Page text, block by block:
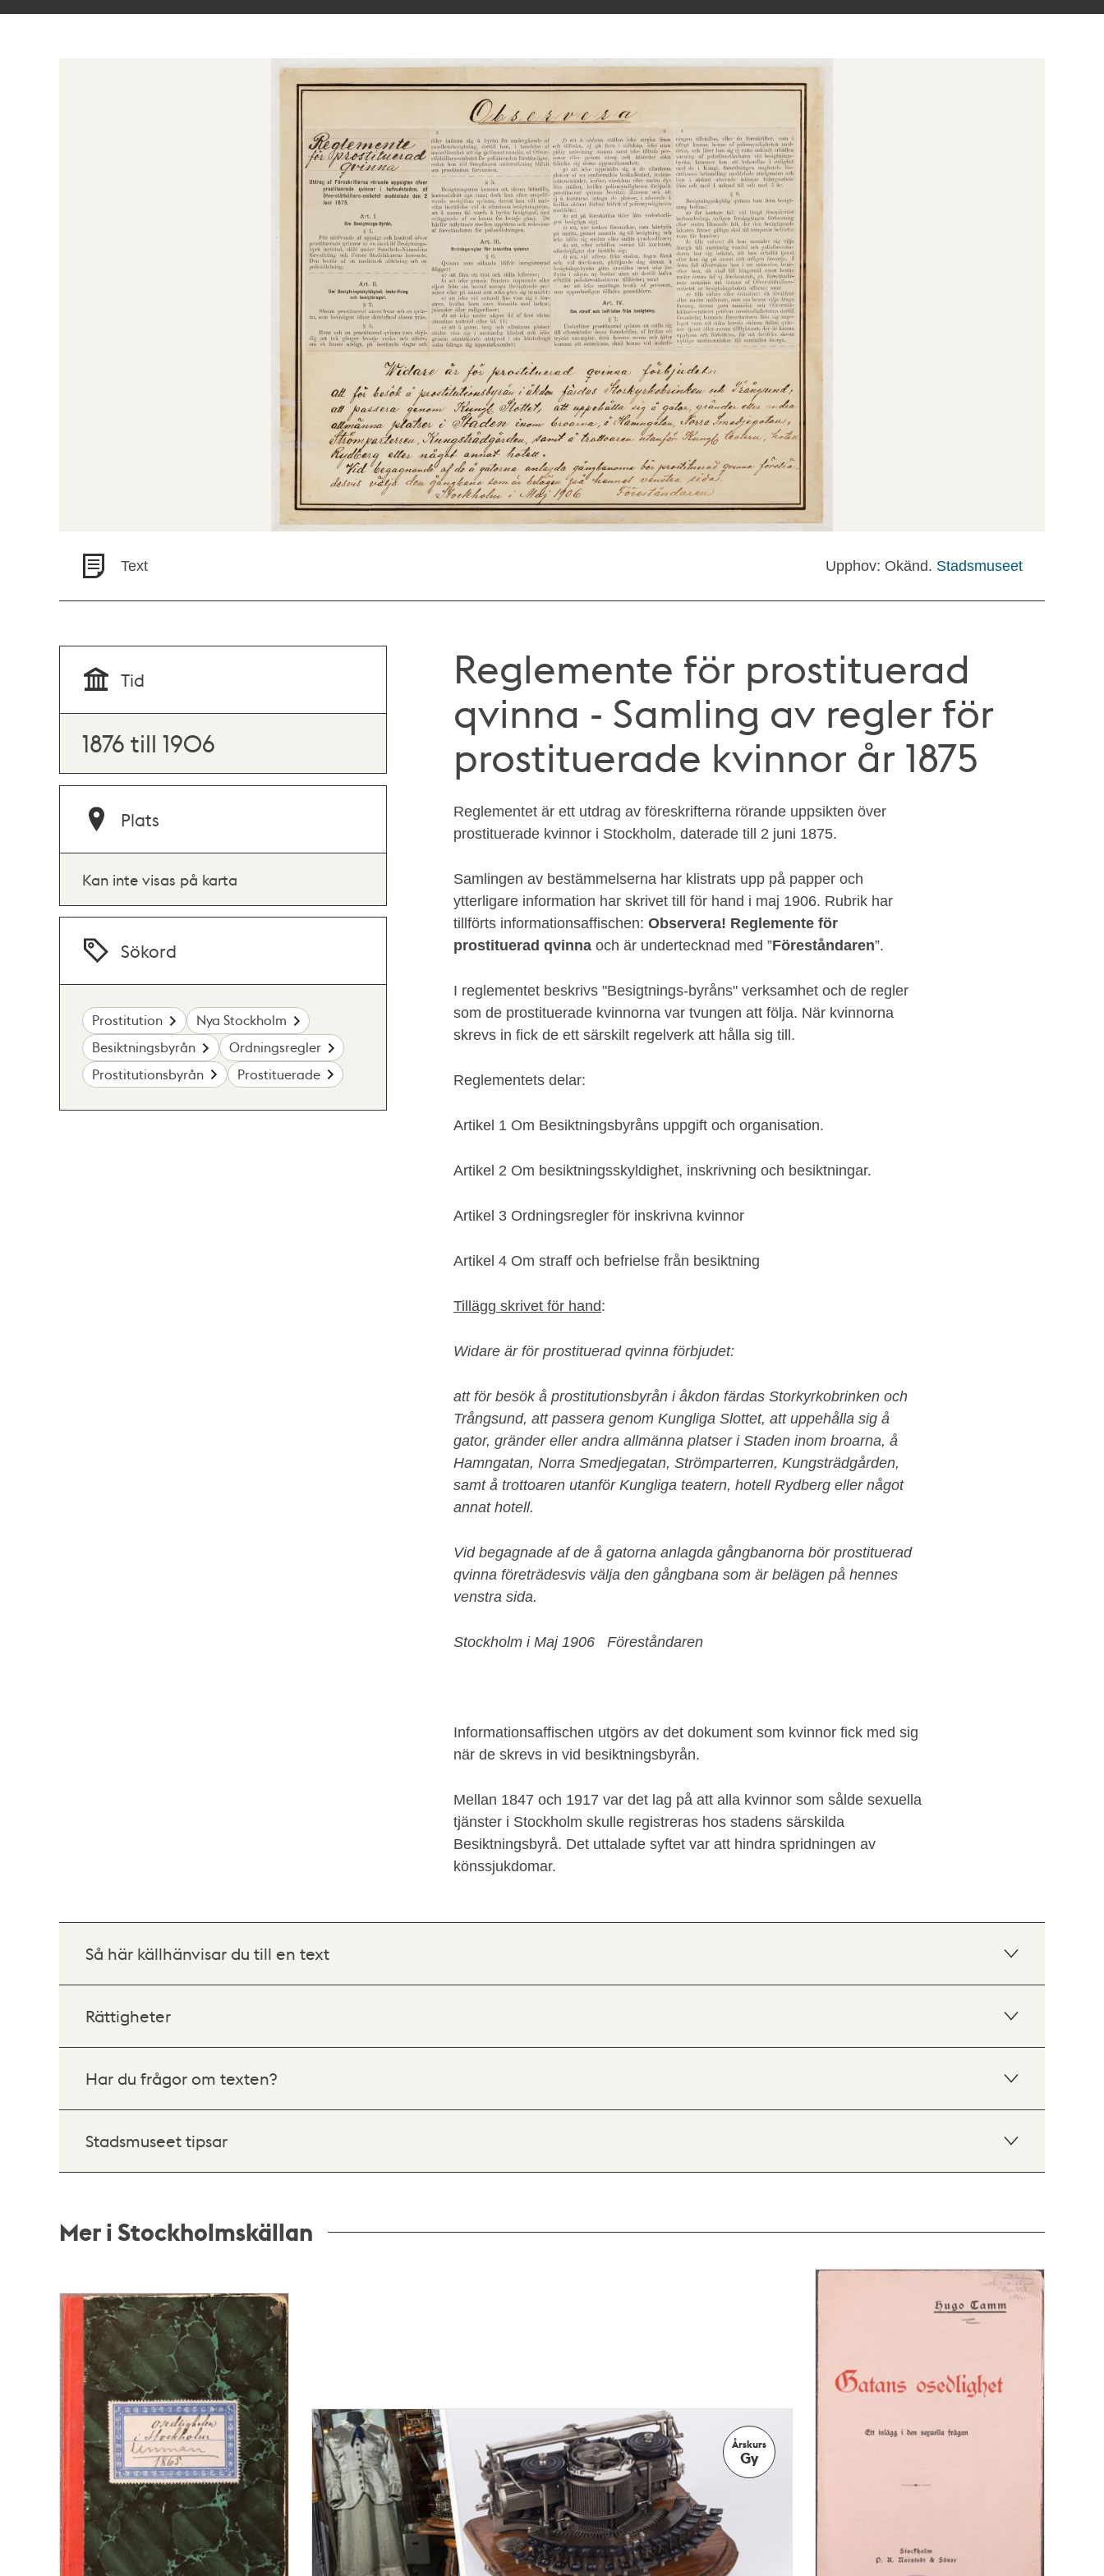
Text Upphov: Okänd. Stadsmuseet
Reglemente för prostituerad
qvinna - Samling av regler för
prostituerade kvinnor år 1875
Reglementet är ett utdrag av föreskrifterna rörande uppsikten över
prostituerade kvinnor i Stockholm, daterade till 2 juni 1875.
Samlingen av bestämmelserna har klistrats upp på papper och
ytterligare information har skrivet till för hand i maj 1906. Rubrik har
tillförts informationsaffischen: Observera! Reglemente för
prostituerad qvinna och är undertecknad med ”Föreståndaren”.
I reglementet beskrivs "Besigtnings-byråns" verksamhet och de regler
som de prostituerade kvinnorna var tvungen att följa. När kvinnorna
skrevs in fick de ett särskilt regelverk att hålla sig till.
Reglementets delar:
Artikel 1 Om Besiktningsbyråns uppgift och organisation.
Artikel 2 Om besiktningsskyldighet, inskrivning och besiktningar.
Artikel 3 Ordningsregler för inskrivna kvinnor
Artikel 4 Om straff och befrielse från besiktning
Tillägg skrivet för hand:
Widare är för prostituerad qvinna förbjudet:
att för besök å prostitutionsbyrån i åkdon färdas Storkyrkobrinken och
Trångsund, att passera genom Kungliga Slottet, att uppehålla sig å
gator, gränder eller andra allmänna platser i Staden inom broarna, å
Hamngatan, Norra Smedjegatan, Strömparterren, Kungsträdgården,
samt å trottoaren utanför Kungliga teatern, hotell Rydberg eller något
annat hotell.
Vid begagnade af de å gatorna anlagda gångbanorna bör prostituerad
qvinna företrädesvis välja den gångbana som är belägen på hennes
venstra sida.
Stockholm i Maj 1906 Föreståndaren
Informationsaffischen utgörs av det dokument som kvinnor fick med sig
när de skrevs in vid besiktningsbyrån.
Mellan 1847 och 1917 var det lag på att alla kvinnor som sålde sexuella
tjänster i Stockholm skulle registreras hos stadens särskilda
Besiktningsbyrå. Det uttalade syftet var att hindra spridningen av
könssjukdomar.
Tid
1876 till 1906
Plats
Kan inte visas på karta
Sökord
Prostitution
Nya Stockholm
Besiktningsbyrån
Ordningsregler
Prostitutionsbyrån
Prostituerade
Så här källhänvisar du till en text
Rättigheter
Har du frågor om texten?
Stadsmuseet tipsar
Mer i Stockholmskällan
poster
och
teman
Årskurs
Gy